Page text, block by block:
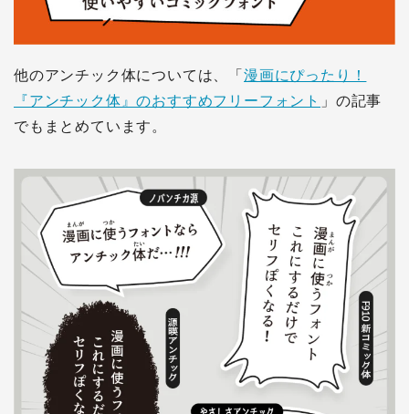
他のアンチック体については、「漫画にぴったり！
『アンチック体』のおすすめフリーフォント 」の記事
でもまとめています。